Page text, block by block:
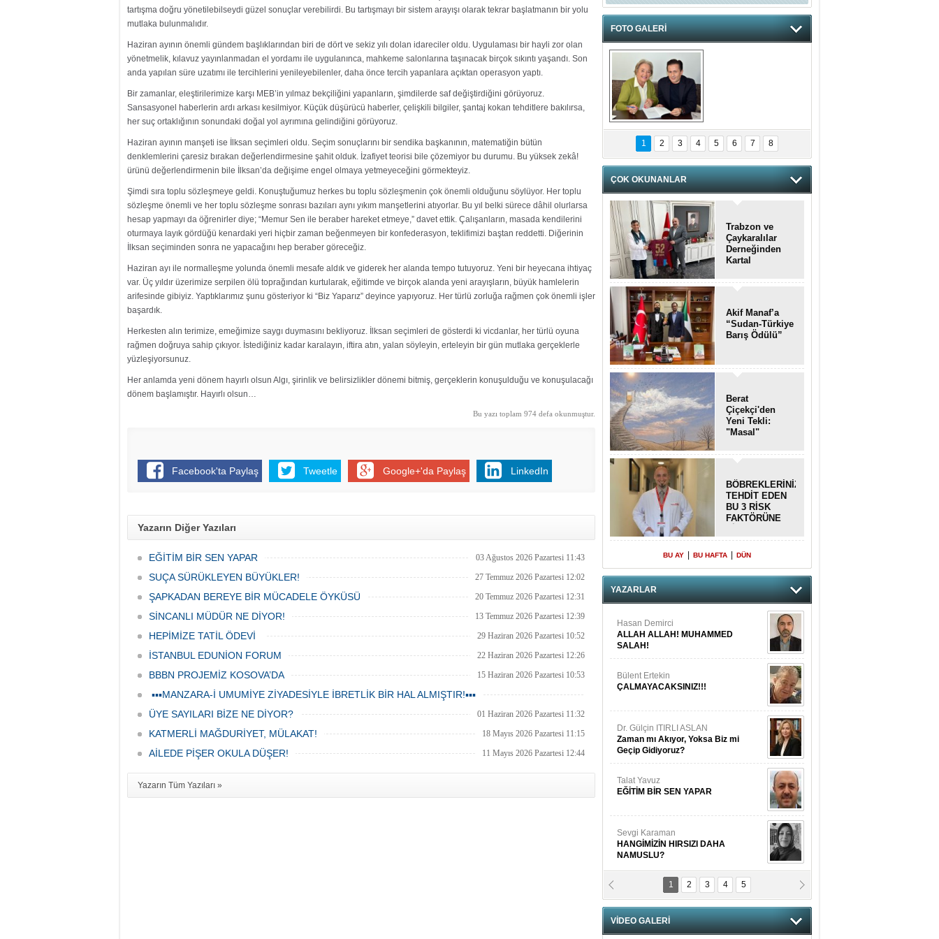
tartışma doğru yönetilebilseydi güzel sonuçlar verebilirdi. Bu tartışmayı bir sistem arayışı olarak tekrar başlatmanın bir yolu
mutlaka bulunmalıdır.
Haziran ayının önemli gündem başlıklarından biri de dört ve sekiz yılı dolan idareciler oldu. Uygulaması bir hayli zor olan
yönetmelik, kılavuz yayınlanmadan el yordamı ile uygulanınca, mahkeme salonlarına taşınacak birçok sıkıntı yaşandı. Son
anda yapılan süre uzatımı ile tercihlerini yenileyebilenler, daha önce tercih yapanlara açıktan operasyon yaptı.
Bir zamanlar, eleştirilerimize karşı MEB’in yılmaz bekçiliğini yapanların, şimdilerde saf değiştirdiğini görüyoruz.
Sansasyonel haberlerin ardı arkası kesilmiyor. Küçük düşürücü haberler, çelişkili bilgiler, şantaj kokan tehditlere bakılırsa,
her suç ortaklığının sonundaki doğal yol ayrımına gelindiğini görüyoruz.
Haziran ayının manşeti ise İlksan seçimleri oldu. Seçim sonuçlarını bir sendika başkanının, matematiğin bütün
denklemlerini çaresiz bırakan değerlendirmesine şahit olduk. İzafiyet teorisi bile çözemiyor bu durumu. Bu yüksek zekâ!
ürünü değerlendirmenin bile İlksan’da değişime engel olmaya yetmeyeceğini görmekteyiz.
Şimdi sıra toplu sözleşmeye geldi. Konuştuğumuz herkes bu toplu sözleşmenin çok önemli olduğunu söylüyor. Her toplu
sözleşme önemli ve her toplu sözleşme sonrası bazıları aynı yıkım manşetlerini atıyorlar. Bu yıl belki sürece dâhil olurlarsa
hesap yapmayı da öğrenirler diye; “Memur Sen ile beraber hareket etmeye,” davet ettik. Çalışanların, masada kendilerini
oturmaya layık gördüğü kenardaki yeri hiçbir zaman beğenmeyen bir konfederasyon, teklifimizi baştan reddetti. Diğerinin
İlksan seçiminden sonra ne yapacağını hep beraber göreceğiz.
Haziran ayı ile normalleşme yolunda önemli mesafe aldık ve giderek her alanda tempo tutuyoruz. Yeni bir heyecana ihtiyaç
var. Üç yıldır üzerimize serpilen ölü toprağından kurtularak, eğitimde ve birçok alanda yeni arayışların, büyük hamlelerin
arifesinde gibiyiz. Yaptıklarımız şunu gösteriyor ki “Biz Yaparız” deyince yapıyoruz. Her türlü zorluğa rağmen çok önemli işler
başardık.
Herkesten alın terimize, emeğimize saygı duymasını bekliyoruz. İlksan seçimleri de gösterdi ki vicdanlar, her türlü oyuna
rağmen doğruya sahip çıkıyor. İstediğiniz kadar karalayın, iftira atın, yalan söyleyin, erteleyin bir gün mutlaka gerçeklerle
yüzleşiyorsunuz.
Her anlamda yeni dönem hayırlı olsun Algı, şirinlik ve belirsizlikler dönemi bitmiş, gerçeklerin konuşulduğu ve konuşulacağı
dönem başlamıştır. Hayırlı olsun…
Bu yazı toplam 974 defa okunmuştur.
Facebook'ta Paylaş Tweetle Google+'da Paylaş LinkedIn
Yazarın Diğer Yazıları
EĞİTİM BİR SEN YAPAR 03 Ağustos 2026 Pazartesi 11:43
SUÇA SÜRÜKLEYEN BÜYÜKLER! 27 Temmuz 2026 Pazartesi 12:02
ŞAPKADAN BEREYE BİR MÜCADELE ÖYKÜSÜ 20 Temmuz 2026 Pazartesi 12:31
SİNCANLI MÜDÜR NE DİYOR! 13 Temmuz 2026 Pazartesi 12:39
HEPİMİZE TATİL ÖDEVİ 29 Haziran 2026 Pazartesi 10:52
İSTANBUL EDUNİON FORUM 22 Haziran 2026 Pazartesi 12:26
BBBN PROJEMİZ KOSOVA’DA 15 Haziran 2026 Pazartesi 10:53
▪︎▪︎▪︎MANZARA-İ UMUMİYE ZİYADESİYLE İBRETLİK BİR HAL ALMIŞTIR!▪︎▪︎▪︎
08 Haziran 2026 Pazartesi 11:58
ÜYE SAYILARI BİZE NE DİYOR? 01 Haziran 2026 Pazartesi 11:32
KATMERLİ MAĞDURİYET, MÜLAKAT! 18 Mayıs 2026 Pazartesi 11:15
AİLEDE PİŞER OKULA DÜŞER! 11 Mayıs 2026 Pazartesi 12:44
Yazarın Tüm Yazıları »
FOTO GALERİ
hnzzzna
1 2 3 4 5 6 7 8
ÇOK OKUNANLAR
Trabzon ve
Çaykaralılar
Derneğinden
Kartal
anlamlı ziyaret
Akif Manaf’a
“Sudan-Türkiye
Barış Ödülü”
Berat
Çiçekçi'den
Yeni Tekli:
"Masal"
BÖBREKLERİNİZİ
TEHDİT EDEN
BU 3 RİSK
FAKTÖRÜNE
BU AY BU HAFTA DÜN
YAZARLAR
Hasan Demirci
ALLAH ALLAH! MUHAMMED
SALAH!
Bülent Ertekin
ÇALMAYACAKSINIZ!!!
Dr. Gülçin ITIRLI ASLAN
Zaman mı Akıyor, Yoksa Biz mi
Geçip Gidiyoruz?
Talat Yavuz
EĞİTİM BİR SEN YAPAR
Sevgi Karaman
HANGİMİZİN HIRSIZI DAHA
NAMUSLU?
Prof. Dr. Cahit Kurbanoğlu
1 2 3 4 5
VİDEO GALERİ